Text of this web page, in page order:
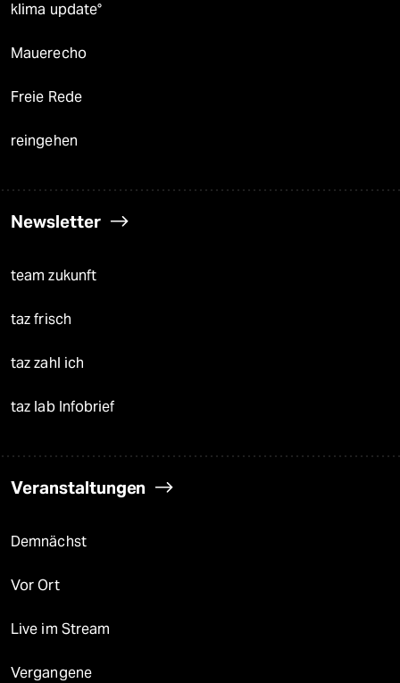
klima update°
Mauerecho
Freie Rede
reingehen
Newsletter
team zukunft
taz frisch
taz zahl ich
taz lab Infobrief
Veranstaltungen
Demnächst
Vor Ort
Live im Stream
Vergangene